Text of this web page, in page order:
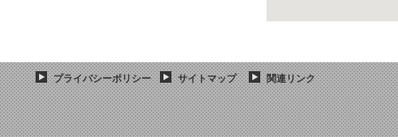
プライバシーポリシー サイトマップ 関連リンク